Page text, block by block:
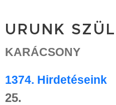
URUNK
KARÁCSONY
1374. Hirdetéseink
25.